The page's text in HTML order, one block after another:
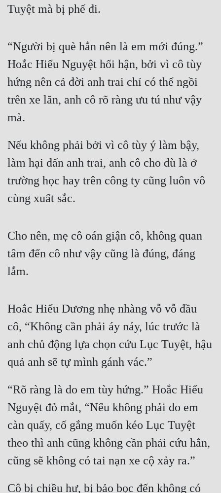
Triều Đấu
Trọng Sinh
Tu Chân
Tu Tiên
Tội Phạm
Vô Địch
Võ Hiệp
Võng Du
Xuyên Không
Xuyên Nhanh
Xuyên Thư
Điền Văn
Đồng Nhân
Ngự Thú
Truyện Nam
Truyện Nữ
Tuyệt mà bị phế đi.
“Người bị què hẳn nên là em mới đúng.”
Hoắc Hiểu Nguyệt hối hận, bởi vì cô tùy
hứng nên cả đời anh trai chỉ có thể ngồi
trên xe lăn, anh cô rõ ràng ưu tú như vậy
mà.
Nếu không phải bởi vì cô tùy ý làm bậy,
làm hại đấn anh trai, anh cô cho dù là ở
trường học hay trên công ty cũng luôn vô
cùng xuất sắc.
Cho nên, mẹ cô oán giận cô, không quan
tâm đến cô như vậy cũng là đúng, đáng
lắm.
Hoắc Hiểu Dương nhẹ nhàng vỗ vỗ đầu
cô, “Không cần phải áy náy, lúc trước là
anh chủ động lựa chọn cứu Lục Tuyệt, hậu
quả anh sẽ tự mình gánh vác.”
“Rõ ràng là do em tùy hứng.” Hoắc Hiểu
Nguyệt đỏ mắt, “Nếu không phải do em
càn quấy, cố gắng muốn kéo Lục Tuyệt
theo thì anh cũng không cần phải cứu hắn,
cũng sẽ không có tai nạn xe cộ xảy ra.”
Cô bị chiều hư, bị bảo bọc đến không có